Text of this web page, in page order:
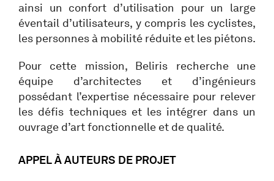
ainsi un confort d’utilisation pour un large
éventail d’utilisateurs, y compris les cyclistes,
les personnes à mobilité réduite et les piétons.
Pour cette mission, Beliris recherche une
équipe d’architectes et d’ingénieurs
possédant l’expertise nécessaire pour relever
les défis techniques et les intégrer dans un
ouvrage d’art fonctionnelle et de qualité.
APPEL À AUTEURS DE PROJET